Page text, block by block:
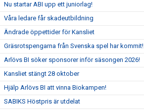
Nu startar ABI upp ett juniorlag!
Våra ledare får skadeutbildning
Ändrade öppettider för Kansliet
Gräsrotspengarna från Svenska spel har kommit!
Arlövs BI söker sponsorer inför säsongen 2026!
Kansliet stängt 28 oktober
Hjälp Arlövs BI att vinna Biokampen!
SABIKS Höstpris är utdelat